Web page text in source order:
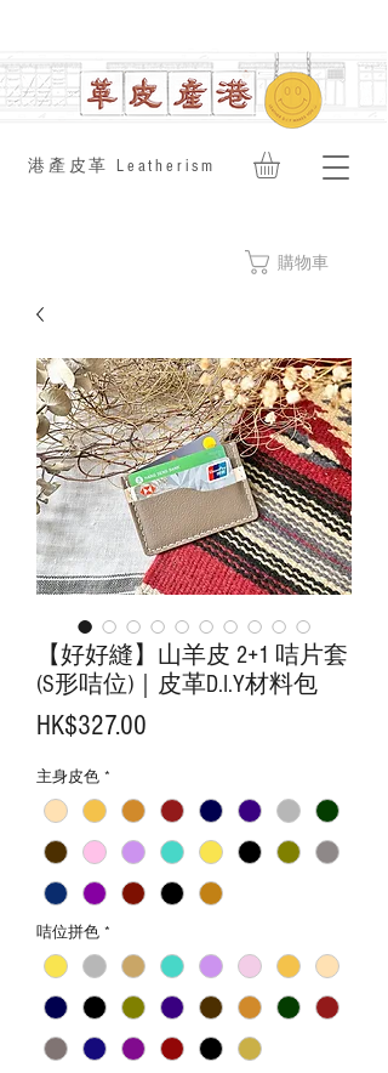
​港產皮革 Leatherism
購物車
【好好縫】山羊皮 2+1 咭片套
(S形咭位)｜皮革D.I.Y材料包
HK$327.00
主身皮色 *
咭位拼色 *